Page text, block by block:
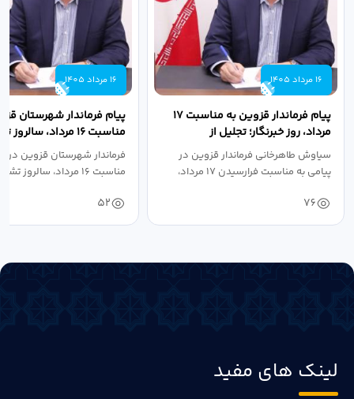
16 مرداد 1405
پیام فرماندار قزوین به مناسبت ۱۷
مرداد، روز خبرنگار؛ تجلیل از
طلایه‌داران...
سیاوش طاهرخانی فرماندار قزوین در
پیامی به مناسبت فرارسیدن ۱۷ مرداد،
76
16 مرداد 1405
پیام فرماندار شهرستان
مناسبت ۱۶ مرداد،
جهاد دانشگاهی
فرماندار شهرستان قزوین در
مناسبت ۱۶ مرداد، سالروز تشکیل جهاد...
52
لینک های مفید